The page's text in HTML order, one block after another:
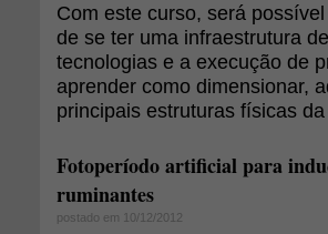
Com este curso, será
de se ter uma infraestrutura
tecnologias e a execução de
aprender como dimensionar,
principais estruturas físicas
Fotoperíodo artificial para
ruminantes
postado em 10/12/2012